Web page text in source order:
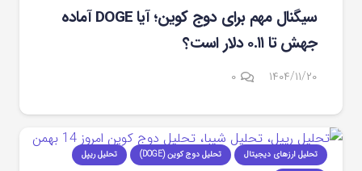
سیگنال مهم برای دوج‌ کوین؛ آیا DOGE آماده
جهش تا ۰.۱۱ دلار است؟
۱۴۰۴/۱۱/۲۰ ۰
تحلیل ارزهای دیجیتال تحلیل دوج کوین (DOGE)
تحلیل ریپل